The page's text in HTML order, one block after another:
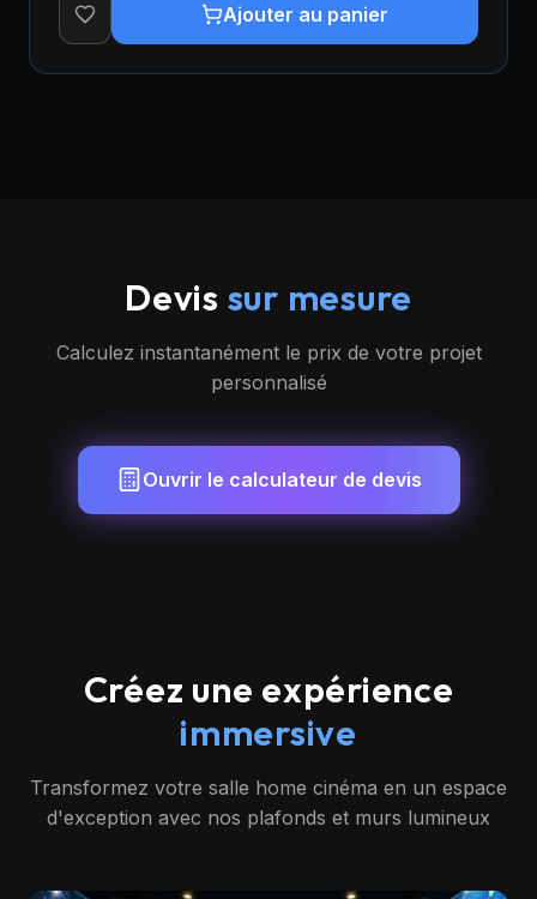
Ajouter au panier
Devis sur mesure
Calculez instantanément le prix de votre projet
personnalisé
Ouvrir le calculateur de devis
Créez une expérience
immersive
Transformez votre salle home cinéma en un espace
d'exception avec nos plafonds et murs lumineux